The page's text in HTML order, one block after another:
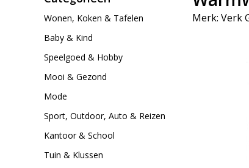
Wonen, Koken & Tafelen
Baby & Kind
Speelgoed & Hobby
Mooi & Gezond
Mode
Sport, Outdoor, Auto & Reizen
Kantoor & School
Tuin & Klussen
Merk: Verk